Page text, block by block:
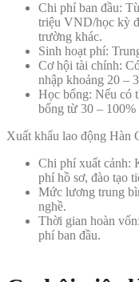
Chi phí ban đầu:
triệu VND/học kỳ
trường khác.
Sinh hoạt phí:
Cơ hội tài chính:
nhập khoảng 20 –
Học bổng: Nếu có
bổng từ 30 – 100%
Xuất khẩu lao động
Chi phí xuất cảnh:
phí hồ sơ, đào tạo
Mức lương trung
nghề.
Thời gian hoàn
phí ban đầu.